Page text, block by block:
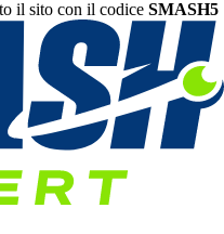
il sito con il codice SMASH5